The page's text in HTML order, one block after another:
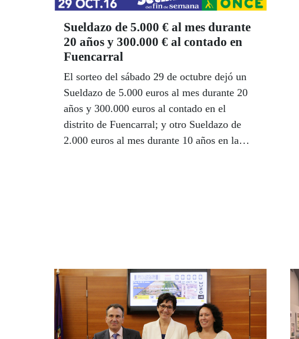
Sueldazo de 5.000 € al mes durante
20 años y 300.000 € al contado en
Fuencarral
El sorteo del sábado 29 de octubre dejó un
Sueldazo de 5.000 euros al mes durante 20
años y 300.000 euros al contado en el
distrito de Fuencarral; y otro Sueldazo de
2.000 euros al mes durante 10 años en la